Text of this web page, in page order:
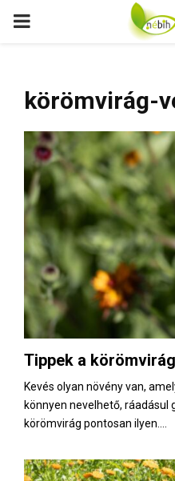
P
M
A
R
N
U
körömvirág-
Tippek a
Kevés olyan növény van,
könnyen nevelhető, ráadásul
körömvirág pontosan ilyen....